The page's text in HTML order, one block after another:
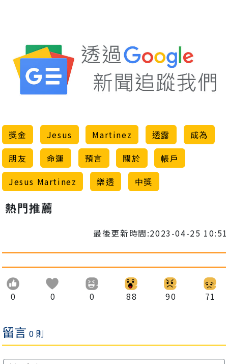
獎金 Jesus Martinez 透露
成為
朋友
命運 預言 關於
帳戶
Jesus Martinez
樂透 中獎
熱門推薦
最後更新時間:2023-04-25 10:51
0 0 0 88 90 71